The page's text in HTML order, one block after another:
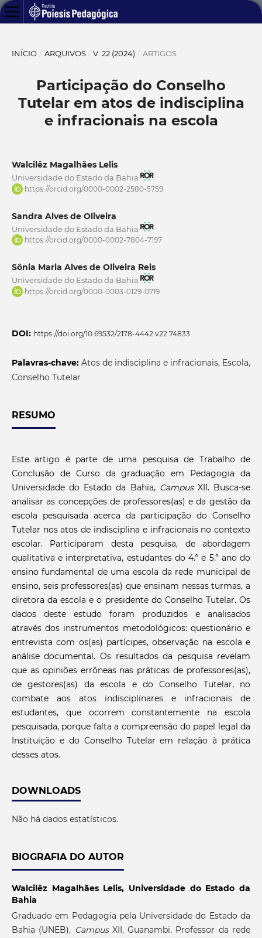
INÍCIO / ARQUIVOS / V. 22 (2024) / ARTIGOS
Participação do Conselho
Tutelar em atos de indisciplina
e infracionais na escola
Walcilêz Magalhães Lelis
Universidade do Estado da Bahia
https://orcid.org/0000-0002-2580-5759
Sandra Alves de Oliveira
Universidade do Estado da Bahia
https://orcid.org/0000-0002-7804-7197
Sônia Maria Alves de Oliveira Reis
Universidade do Estado da Bahia
https://orcid.org/0000-0003-0129-0719
DOI: https://doi.org/10.69532/2178-4442.v22.74833
Palavras-chave: Atos de indisciplina e infracionais, Escola,
Conselho Tutelar
RESUMO
Este artigo é parte de uma pesquisa de Trabalho de
Conclusão de Curso da graduação em Pedagogia da
Universidade do Estado da Bahia, CampusXII. Busca-se
analisar as concepções de professores(as) e da gestão da
escola pesquisada acerca da participação do Conselho
Tutelar nos atos de indisciplina e infracionais no contexto
escolar. Participaram desta pesquisa, de abordagem
qualitativa e interpretativa, estudantes do 4.° e 5.° ano do
ensino fundamental de uma escola da rede municipal de
ensino, seis professores(as) que ensinam nessas turmas, a
diretora da escola e o presidente do Conselho Tutelar. Os
dados deste estudo foram produzidos e analisados
através dos instrumentos metodológicos: questionário e
entrevista com os(as) partícipes, observação na escola e
análise documental. Os resultados da pesquisa revelam
que as opiniões errôneas nas práticas de professores(as),
de gestores(as) da escola e do Conselho Tutelar, no
combate aos atos indisciplinares e infracionais de
estudantes, que ocorrem constantemente na escola
pesquisada, porque falta a compreensão do papel legal da
Instituição e do Conselho Tutelar em relação à prática
desses atos.
DOWNLOADS
Não há dados estatísticos.
BIOGRAFIA DO AUTOR
Walcilêz Magalhães Lelis, Universidade do Estado da
Bahia
Graduado em Pedagogia pela Universidade do Estado da
Bahia (UNEB), CampusXII, Guanambi. Professor da rede